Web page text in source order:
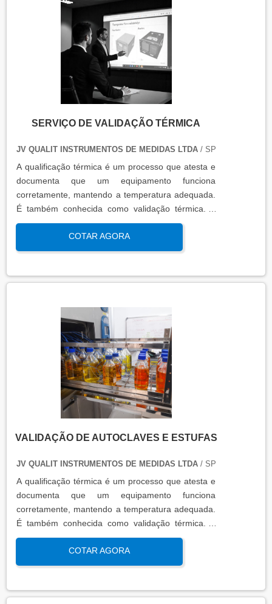
técnico que contém informações como gráficos,
certificados de calibração e a conclusão das
condições funcionais.
SERVIÇO DE VALIDAÇÃO TÉRMICA
JV QUALIT INSTRUMENTOS DE MEDIDAS LTDA/ SP
A qualificação térmica é um processo que atesta e
documenta que um equipamento funciona
corretamente, mantendo a temperatura adequada.
É também conhecida como validação térmica. A
qualificação térmica é importante para garantir a
qualidade e eficiência de equipamentos que
precisam de controle de temperatura. É aplicada a
produtos, como autoclaves, estufas, câmaras frias,
qualificação térmica é apresentado em um relatório
técnico que contém informações como gráficos,
certificados de calibração e a conclusão das
condições funcionais.
COTAR AGORA
VALIDAÇÃO DE AUTOCLAVES E ESTUFAS
JV QUALIT INSTRUMENTOS DE MEDIDAS LTDA/ SP
A qualificação térmica é um processo que atesta e
documenta que um equipamento funciona
corretamente, mantendo a temperatura adequada.
É também conhecida como validação térmica. A
qualificação térmica é importante para garantir a
qualidade e eficiência de equipamentos que
precisam de controle de temperatura. É aplicada a
produtos, como autoclaves, estufas, câmaras frias,
COTAR AGORA